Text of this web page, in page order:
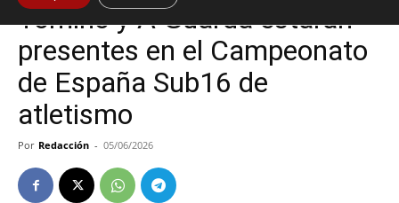
Tomiño y A Guarda estarán
presentes en el Campeonato
de España Sub16 de
atletismo
Por Redacción - 05/06/2026